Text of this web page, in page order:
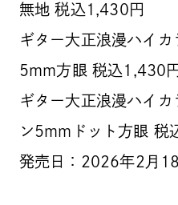
無地 税込1,430円
ギター大正浪漫ハイ
5mm方眼 税込1,430円
ギター大正浪漫ハイ
ン5mmドット方眼 税
発売日：2026年2月18